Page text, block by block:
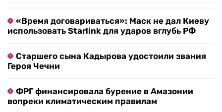
«Время договариваться»: Маск не дал Киеву
использовать Starlink для ударов вглубь РФ
Старшего сына Кадырова удостоили звания
Героя Чечни
ФРГ финансировала бурение в Амазонии
вопреки климатическим правилам